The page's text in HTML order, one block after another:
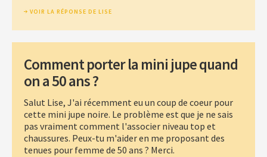
VOIR LA RÉPONSE DE LISE
Comment porter la mini jupe quand
on a 50 ans ?
Salut Lise, J'ai récemment eu un coup de coeur pour
cette mini jupe noire. Le problème est que je ne sais
pas vraiment comment l'associer niveau top et
chaussures. Peux-tu m'aider en me proposant des
tenues pour femme de 50 ans ? Merci.